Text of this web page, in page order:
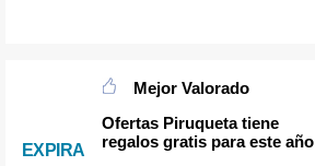
EXPIRA
Mejor Valorado
Ofertas Piruqueta tiene
regalos gratis para este año